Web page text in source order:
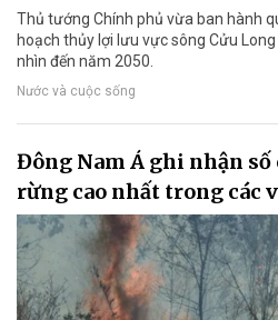
Thủ tướng Chính phủ vừa ban hành
hoạch thủy lợi lưu vực sông Cửu
nhìn đến năm 2050.
Nước và cuộc sống
Đông Nam Á ghi nhận số
rừng cao nhất trong các